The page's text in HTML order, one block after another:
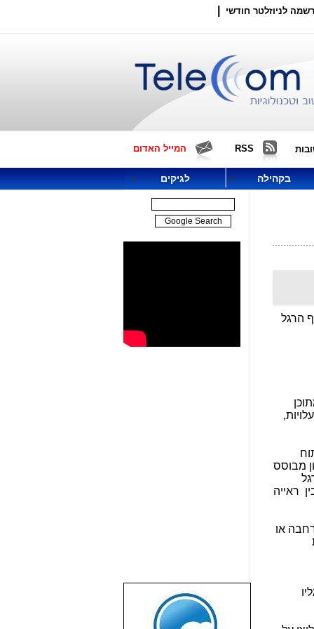
לניוזלטר חודשי
RSS המייל האדום
בקהילה לגיקים
הרגל
מבוסס
ראייה
או
שבוע טוב לכל
הגולשים באשר